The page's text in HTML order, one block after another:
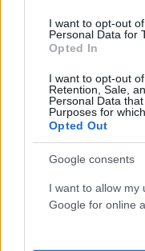
I want to opt-out
Personal Data for
Opted In
I want to opt-out
Retention, Sale,
Personal Data
Purposes for
Opted Out
Google consents
I want to allow my
Google for online